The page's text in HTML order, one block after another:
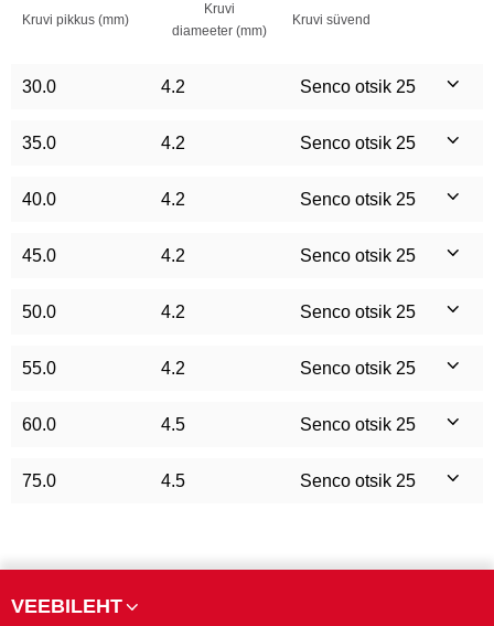
Kruvi pikkus (mm)
Kruvi
diameeter (mm)
Kruvi süvend
30.0 4.2 Senco otsik 25
35.0 4.2 Senco otsik 25
40.0 4.2 Senco otsik 25
45.0 4.2 Senco otsik 25
50.0 4.2 Senco otsik 25
55.0 4.2 Senco otsik 25
60.0 4.5 Senco otsik 25
75.0 4.5 Senco otsik 25
VEEBILEHT